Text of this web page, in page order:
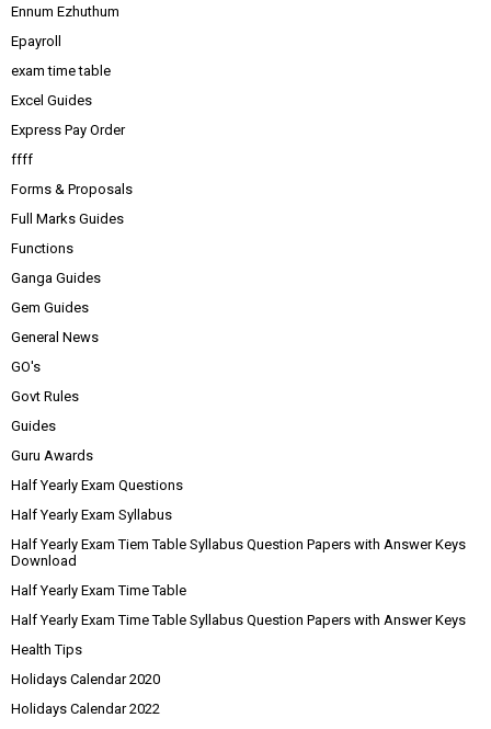
Ennum Ezhuthum
Epayroll
exam time table
Excel Guides
Express Pay Order
ffff
Forms & Proposals
Full Marks Guides
Functions
Ganga Guides
Gem Guides
General News
GO's
Govt Rules
Guides
Guru Awards
Half Yearly Exam Questions
Half Yearly Exam Syllabus
Half Yearly Exam Tiem Table Syllabus Question Papers with Answer Keys
Download
Half Yearly Exam Time Table
Half Yearly Exam Time Table Syllabus Question Papers with Answer Keys
Health Tips
Holidays Calendar 2020
Holidays Calendar 2022